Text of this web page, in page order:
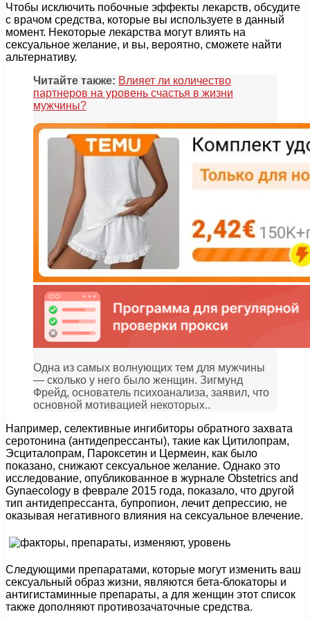
Чтобы исключить побочные эффекты лекарств, обсудите
с врачом средства, которые вы используете в данный
момент. Некоторые лекарства могут влиять на
сексуальное желание, и вы, вероятно, сможете найти
альтернативу.
Читайте также: Влияет ли количество
партнеров на уровень счастья в жизни
мужчины?
Одна из самых волнующих тем для мужчины
— сколько у него было женщин. Зигмунд
Фрейд, основатель психоанализа, заявил, что
основной мотивацией некоторых..
Например, селективные ингибиторы обратного захвата
серотонина (антидепрессанты), такие как Цитилопрам,
Эсциталопрам, Пароксетин и Цермеин, как было
показано, снижают сексуальное желание. Однако это
исследование, опубликованное в журнале Obstetrics and
Gynaecology в феврале 2015 года, показало, что другой
тип антидепрессанта, бупропион, лечит депрессию, не
оказывая негативного влияния на сексуальное влечение.
Следующими препаратами, которые могут изменить ваш
сексуальный образ жизни, являются бета-блокаторы и
антигистаминные препараты, а для женщин этот список
также дополняют противозачаточные средства.